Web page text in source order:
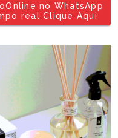
no WhatsApp
real Clique Aqui